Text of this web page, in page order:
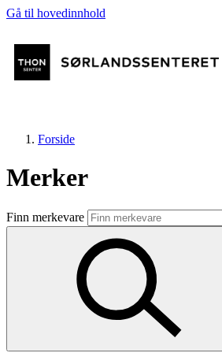
Gå til hovedinnhold
Butikker
Mat og drikke
Aktiviteter
Forside
Merker
Finn merkevare